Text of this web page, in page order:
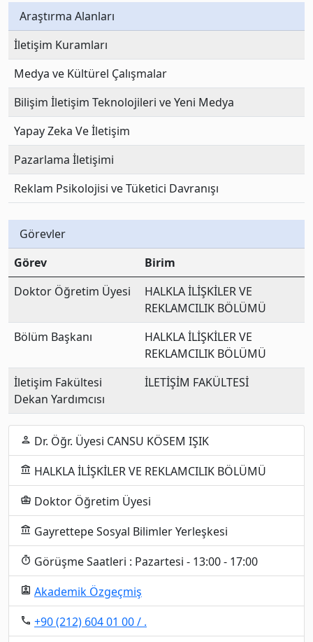
Araştırma Alanları
İletişim Kuramları
Medya ve Kültürel Çalışmalar
Bilişim İletişim Teknolojileri ve Yeni Medya
Yapay Zeka Ve İletişim
Pazarlama İletişimi
Reklam Psikolojisi ve Tüketici Davranışı
Görevler
Görev
Birim
Doktor Öğretim Üyesi
HALKLA İLİŞKİLER VE
REKLAMCILIK BÖLÜMÜ
Bölüm Başkanı
HALKLA İLİŞKİLER VE
REKLAMCILIK BÖLÜMÜ
İletişim Fakültesi
Dekan Yardımcısı
İLETİŞİM FAKÜLTESİ
person Dr. Öğr. Üyesi CANSU KÖSEM IŞIK
account_balance HALKLA İLİŞKİLER VE REKLAMCILIK BÖLÜMÜ
business_center Doktor Öğretim Üyesi
account_balance Gayrettepe Sosyal Bilimler Yerleşkesi
timer Görüşme Saatleri : Pazartesi - 13:00 - 17:00
assignment_ind Akademik Özgeçmiş
local_phone +90 (212) 604 01 00 / .